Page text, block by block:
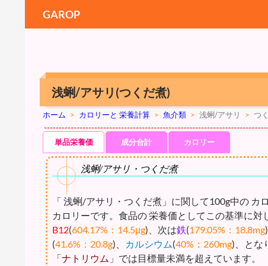
GAROP
浅蜊/アサリ(つくだ煮)
ホーム > カロリーと 栄養計算 > 魚介類 > 浅蜊/アサリ > つ
単品栄養価 成分合計 カロリー
浅蜊/アサリ・つくだ煮
「 浅蜊/アサリ・つくだ煮」に関して100g中の カ
カロリーです。食品の 栄養価としてこの基準に対
B12(604.17%：14.5μg)、次は鉄(179.05%：18.8mg
(41.6%：20.8g)、 カルシウム(40%：260mg)、とな
「ナトリウム 」では目標量未満を超えています。